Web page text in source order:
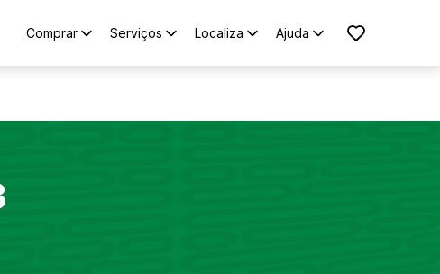
Comprar Serviços Localiza Ajuda